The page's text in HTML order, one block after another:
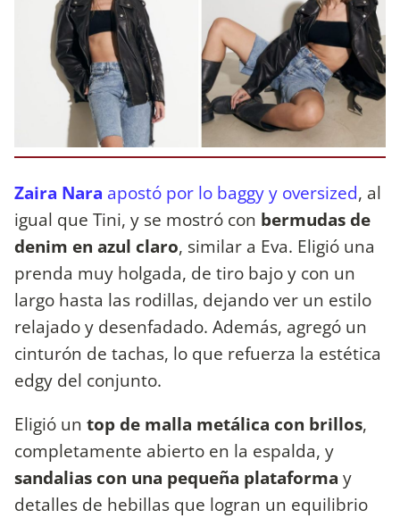
Zaira Nara apostó por lo baggy y oversized, al
igual que Tini, y se mostró con bermudas de
denim en azul claro, similar a Eva. Eligió una
prenda muy holgada, de tiro bajo y con un
largo hasta las rodillas, dejando ver un estilo
relajado y desenfadado. Además, agregó un
cinturón de tachas, lo que refuerza la estética
edgy del conjunto.
Eligió un top de malla metálica con brillos,
completamente abierto en la espalda, y
sandalias con una pequeña plataforma y
detalles de hebillas que logran un equilibrio